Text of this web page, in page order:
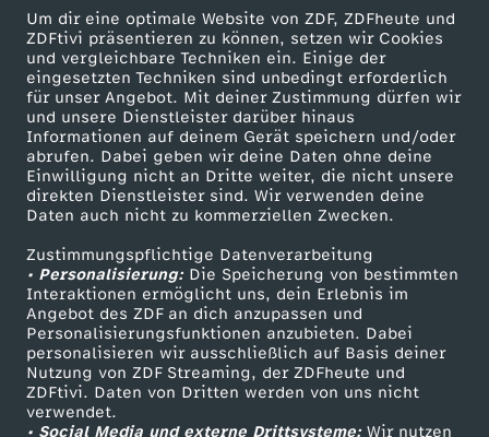
Um dir eine optimale Website von ZDF, ZDFheute und
ZDFtivi präsentieren zu können, setzen wir Cookies
und vergleichbare Techniken ein. Einige der
eingesetzten Techniken sind unbedingt erforderlich
für unser Angebot. Mit deiner Zustimmung dürfen wir
und unsere Dienstleister darüber hinaus
Informationen auf deinem Gerät speichern und/oder
abrufen. Dabei geben wir deine Daten ohne deine
Einwilligung nicht an Dritte weiter, die nicht unsere
direkten Dienstleister sind. Wir verwenden deine
Daten auch nicht zu kommerziellen Zwecken.
Zustimmungspflichtige Datenverarbeitung
• Personalisierung:Die Speicherung von bestimmten
Interaktionen ermöglicht uns, dein Erlebnis im
Angebot des ZDF an dich anzupassen und
Personalisierungsfunktionen anzubieten. Dabei
personalisieren wir ausschließlich auf Basis deiner
Nutzung von ZDF Streaming, der ZDFheute und
ZDFtivi. Daten von Dritten werden von uns nicht
verwendet.
• Social Media und externe Drittsysteme:Wir nutzen
l
d
,
R
e
u
e
,
Mehr ZDF
ZDF-Apps
Smart TV
ZDFtext
Livestreams
Sendungen A-Z
TV-Programm
Service
ZDFmitreden
Kontakt zum ZDF
Tickets
Zuschauerservice
Hilfe